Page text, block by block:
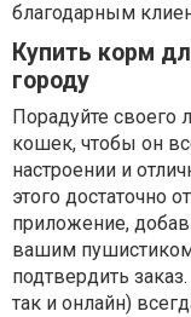
благодарным
Купить корм
городу
Порадуйте
кошек, чтобы он
настроении и
этого достаточно
приложение,
вашим
подтвердить
так и онлайн)